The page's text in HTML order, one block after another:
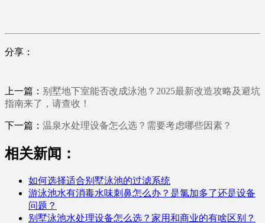
分享：
上一篇： 别墅地下室能否改成泳池？2025最新改造攻略及避坑
指南来了，请查收！
下一篇： 温泉水处理设备怎么选？需要考虑哪些因素？
相关新闻：
如何选择适合别墅泳池的过滤系统
游泳池水有消毒水味刺鼻怎么办？是氯加多了还是设备
问题？
别墅泳池水处理设备怎么选？家用和商业的有啥区别？